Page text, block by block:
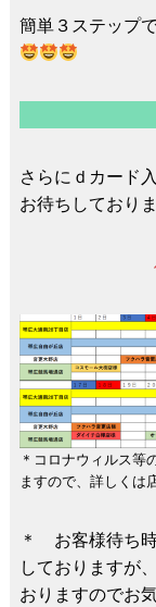
簡単３ステップ
さらにｄカード
お待ちしており
＊コロナウィルス等
ますので、詳しくは
＊ お客様待ち
しておりますが
おりますのでお